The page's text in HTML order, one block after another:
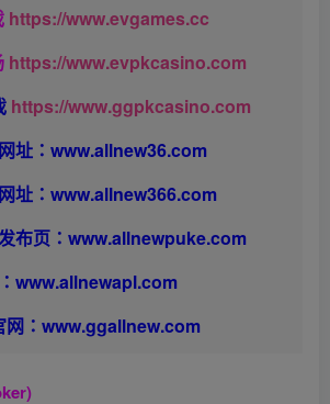
https://www.evgames.cc
https://www.evpkcasino.com
https://www.ggpkcasino.com
址： www.allnew36.com
址： www.allnew366.com
布页： www.allnewpuke.com
www.allnewapl.com
： www.ggallnew.com